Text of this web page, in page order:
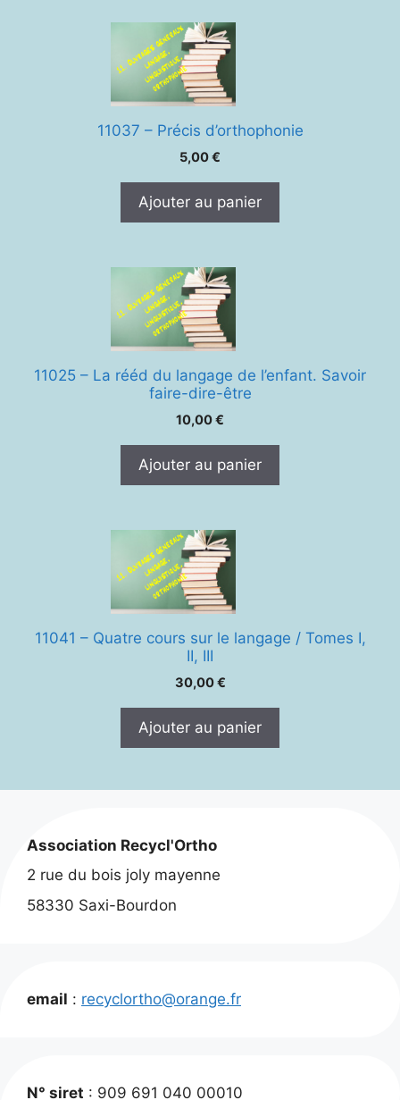
11037 – Précis d’orthophonie
5,00€
Ajouter au panier
11025 – La rééd du langage de l’enfant. Savoir
faire-dire-être
10,00€
Ajouter au panier
11041 – Quatre cours sur le langage / Tomes I,
II, III
30,00€
Ajouter au panier
Association Recycl'Ortho
2 rue du bois joly mayenne
58330 Saxi-Bourdon
email : recyclortho@orange.fr
N° siret : 909 691 040 00010